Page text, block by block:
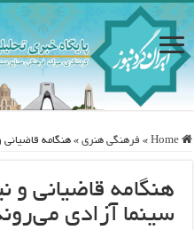
Home
» فرهنگی هنری » هنگامه
هنگامه قاضیانی و
سینما آزادی